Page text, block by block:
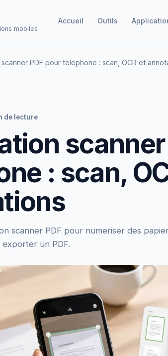
mobiles
Accueil Outils
PDF pour telephone : scan, OCR et
de lecture
scanner
: scan,
scanner PDF pour numeriser des
un PDF.